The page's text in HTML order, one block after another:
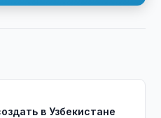
в Узбекистане